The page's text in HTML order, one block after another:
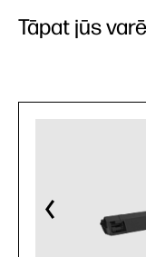
Tāpat jūs